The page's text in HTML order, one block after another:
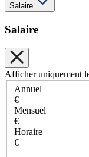
Salaire
Salaire
Afficher uniquement
Annuel
€
Mensuel
€
Horaire
€